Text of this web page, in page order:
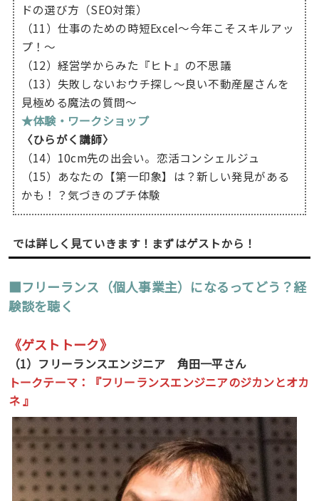
ドの選び方（SEO対策）
（11）仕事のための時短Excel～今年こそスキルアッ
プ！〜
（12）経営学からみた『ヒト』の不思議
（13）失敗しないおウチ探し〜良い不動産屋さんを
見極める魔法の質問〜
★体験・ワークショップ
〈ひらがく講師〉
（14）10cm先の出会い。恋活コンシェルジュ
（15）あなたの【第一印象】は？新しい発見がある
かも！？気づきのプチ体験
では詳しく見ていきます！まずはゲストから！
■フリーランス（個人事業主）になるってどう？経
験談を聴く
《ゲストトーク》
（1）フリーランスエンジニア 角田一平さん
トークテーマ：『フリーランスエンジニアのジカンとオカ
ネ』